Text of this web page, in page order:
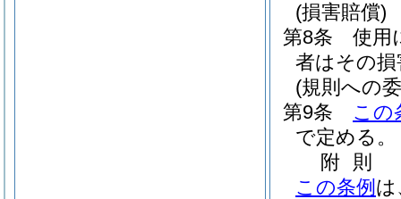
(損害賠償)
第8条
使用
者はその
(規則への
第9条
この
で定める。
附 則
この条例 は